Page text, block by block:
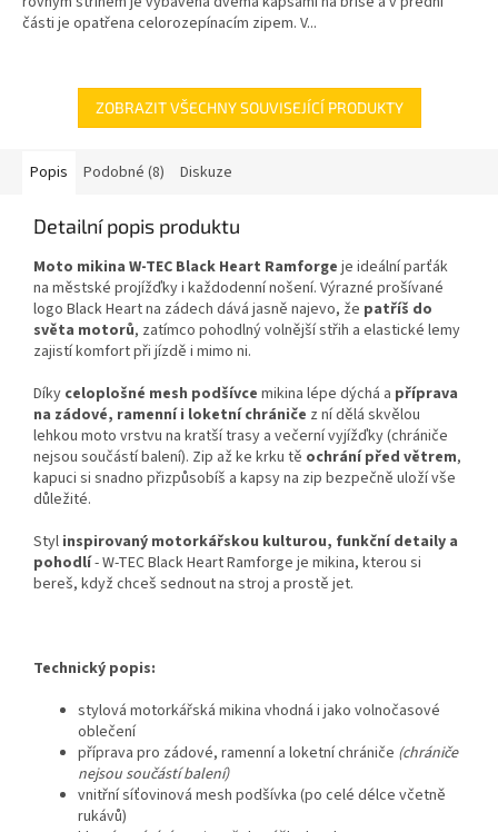
části je opatřena celorozepínacím zipem. V...
ZOBRAZIT VŠECHNY SOUVISEJÍCÍ PRODUKTY
Popis Podobné (8) Diskuze
Detailní popis produktu
Moto mikina W-TEC Black Heart Ramforge je ideální parťák
na městské projížďky i každodenní nošení. Výrazné prošívané
logo Black Heart na zádech dává jasně najevo, že patříš do
světa motorů, zatímco pohodlný volnější střih a elastické lemy
zajistí komfort při jízdě i mimo ni.
Díky celoplošné mesh podšívce mikina lépe dýchá a příprava
na zádové, ramenní i loketní chrániče z ní dělá skvělou
lehkou moto vrstvu na kratší trasy a večerní vyjížďky (chrániče
nejsou součástí balení). Zip až ke krku tě ochrání před větrem,
kapuci si snadno přizpůsobíš a kapsy na zip bezpečně uloží vše
důležité.
Styl inspirovaný motorkářskou kulturou, funkční detaily a
pohodlí- W-TEC Black Heart Ramforge je mikina, kterou si
bereš, když chceš sednout na stroj a prostě jet.
Technický popis:
stylová motorkářská mikina vhodná i jako volnočasové
oblečení
příprava pro zádové, ramenní a loketní chrániče (chrániče
nejsou součástí balení)
vnitřní síťovinová mesh podšívka (po celé délce včetně
rukávů)